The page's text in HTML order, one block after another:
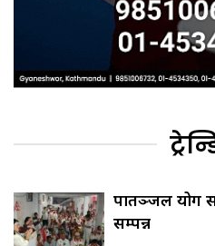
पातञ्जल योग
सम्पन्न